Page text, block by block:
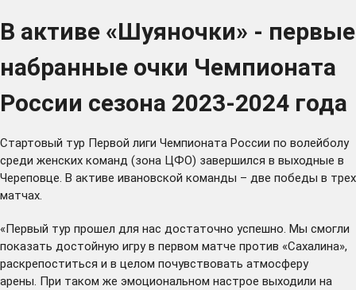
В активе «Шуяночки» - первые
набранные очки Чемпионата
России сезона 2023-2024 года
Стартовый тур Первой лиги Чемпионата России по волейболу
среди женских команд (зона ЦФО) завершился в выходные в
Череповце. В активе ивановской команды – две победы в трех
матчах.
«Первый тур прошел для нас достаточно успешно. Мы смогли
показать достойную игру в первом матче против «Сахалина»,
раскрепоститься и в целом почувствовать атмосферу
арены. При таком же эмоциональном настрое выходили на